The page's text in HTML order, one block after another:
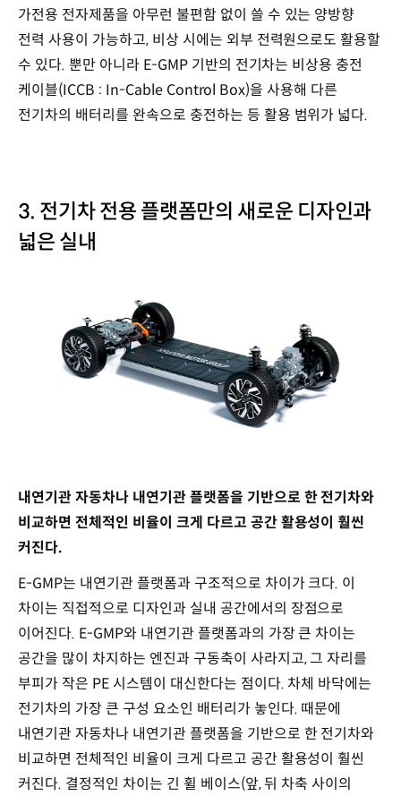
가전용 전자제품을 아무런 불편함 없이 쓸 수 있는 양방향
전력 사용이 가능하고, 비상 시에는 외부 전력원으로도 활용할
수 있다. 뿐만 아니라 E-GMP 기반의 전기차는 비상용 충전
케이블(ICCB : In-Cable Control Box)을 사용해 다른
전기차의 배터리를 완속으로 충전하는 등 활용 범위가 넓다.
3. 전기차 전용 플랫폼만의 새로운 디자인과
넓은 실내
내연기관 자동차나 내연기관 플랫폼을 기반으로 한 전기차와
비교하면 전체적인 비율이 크게 다르고 공간 활용성이 훨씬
커진다.
E-GMP는 내연기관 플랫폼과 구조적으로 차이가 크다. 이
차이는 직접적으로 디자인과 실내 공간에서의 장점으로
이어진다. E-GMP와 내연기관 플랫폼과의 가장 큰 차이는
공간을 많이 차지하는 엔진과 구동축이 사라지고, 그 자리를
부피가 작은 PE 시스템이 대신한다는 점이다. 차체 바닥에는
전기차의 가장 큰 구성 요소인 배터리가 놓인다. 때문에
내연기관 자동차나 내연기관 플랫폼을 기반으로 한 전기차와
비교하면 전체적인 비율이 크게 다르고 공간 활용성이 훨씬
커진다. 결정적인 차이는 긴 휠 베이스(앞, 뒤 차축 사이의